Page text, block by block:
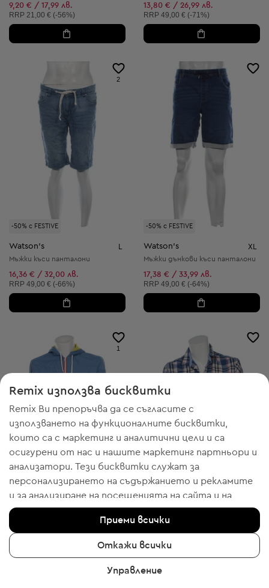
9,20 € / 17,99 лв.
Препоръчителна цена:
RRP 21,00 € (-56%)
13,80 € / 26,99 лв.
Препоръчителна цена:
RRP 49,00 € (-71%)
-50% с FESTIVE
2
Watson's
Мъжки къси панталони
16,36 € / 32,00 лв.
Препоръчителна цена:
RRP 49,00 € (-66%)
-50% с FESTIVE
Watson's XL
Мъжки дънкови къси панталони
17,38 € / 33,99 лв.
Препоръчителна цена:
RRP 49,00 € (-64%)
-50% с FESTIVE
1
Watson's
Мъжко спортно яке
Препоръчителна цена:
RRP
-50% с FESTIVE
Watson's
11,24 € / 21,98 лв.
Remix използва бисквитки
Remix Ви препоръчва да се съгласите с
използването на функционалните бисквитки,
които са с маркетинг и аналитични цели и са
осигурени от нас и нашите маркетинг партньори и
анализатори. Тези бисквитки служат за
персонализирането на съдържанието и рекламите
и за анализиране на посещенията на сайта и на
мобилното приложение - информация, която ни
помага да Ви показваме продукти, които бихте
харесали. Ако сте съгласни, моля потвърдете с
клик върху бутона “Да, съгласен съм“.
За да получите повече информация, моля
Приеми всички
Откажи всички
Управление